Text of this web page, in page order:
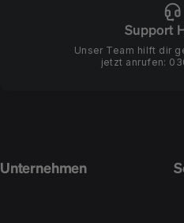
Support
Unser Team hilft dir
jetzt anrufen:
Unternehmen